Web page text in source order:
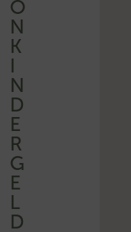
O
N
K
I
N
D
E
R
G
E
L
D